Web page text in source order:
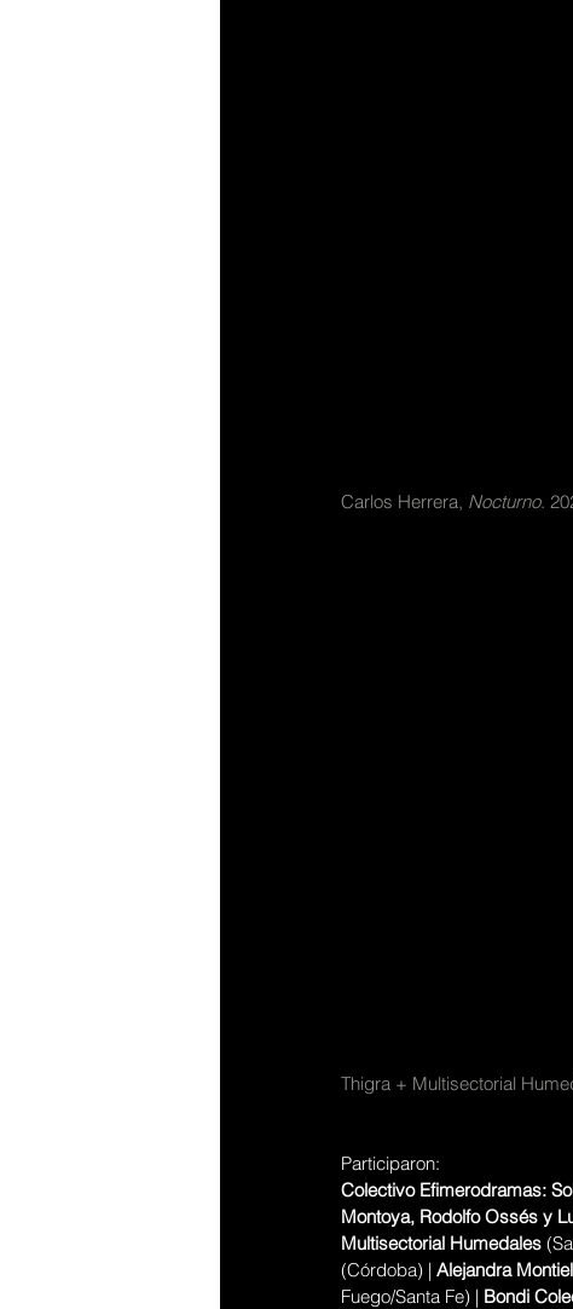
Carlos Herrera, Nocturno.
Thigra + Multisectorial
Participaron:
Colectivo Efimerodramas:
Montoya, Rodolfo Ossés y
Multisectorial Humedales
(Córdoba) | Alejandra Montiel
Fuego/Santa Fe) | Bondi